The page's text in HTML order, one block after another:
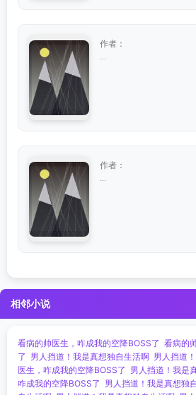
作者：
作者：
相邻小说
看病的帅医生，咋成我的空降BOSS了 看病的
了 男人挡道！我是真想独自生活啊 男人挡道
医生，咋成我的空降BOSS了 男人挡道！我是
咋成我的空降BOSS了 男人挡道！我是真想独